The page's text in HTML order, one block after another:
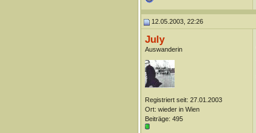
12.05.2003, 22:26
July
Auswanderin
Registriert seit: 27.01.2003
Ort: wieder in Wien
Beiträge: 495